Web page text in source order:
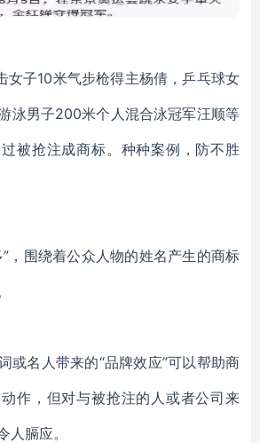
女子10米气步枪得主杨倩，乒乓球女
泳男子200米个人混合泳冠军汪顺等
被抢注成商标。种种案例，防不胜
， 围绕着公众人物的姓名产生的商标
或名人带来的“品牌效应”可以帮助商
作，但对与被抢注的人或者公司来
人膈应。